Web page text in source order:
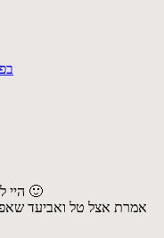
27
היי לימור, כרגיל המתכונים שלך מושלמים 🙂
אמרת אצל טל ואביעד